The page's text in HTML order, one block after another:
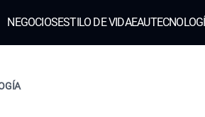
NEGOCIOSESTILO DE VIDAEAU